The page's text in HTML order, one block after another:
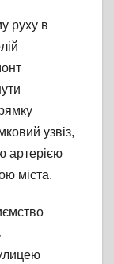
руху в
узвіз,
артерією
міста.